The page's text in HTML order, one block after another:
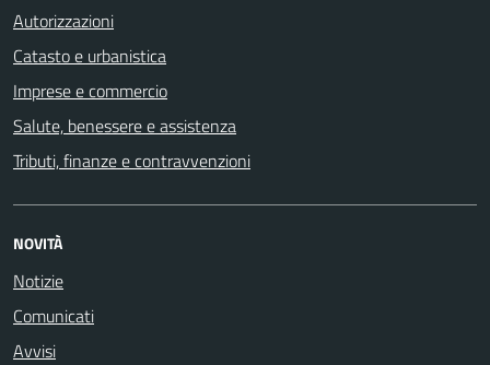
Autorizzazioni
Catasto e urbanistica
Imprese e commercio
Salute, benessere e assistenza
Tributi, finanze e contravvenzioni
NOVITÀ
Notizie
Comunicati
Avvisi